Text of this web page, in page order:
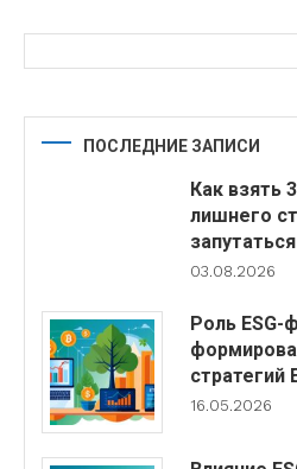
ПОСЛЕДНИЕ ЗАПИСИ
Как взять
лишнего
03.08.2026
Роль ESG-
стратегий
16.05.2026